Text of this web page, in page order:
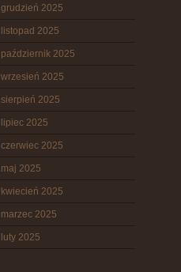
grudzień 2025
listopad 2025
październik 2025
wrzesień 2025
sierpień 2025
lipiec 2025
czerwiec 2025
maj 2025
kwiecień 2025
marzec 2025
luty 2025